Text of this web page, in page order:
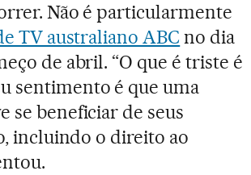
Não é particularmente
TV australiano ABC no dia
de abril. “O que é triste é
sentimento é que uma
se beneficiar de seus
incluindo o direito ao